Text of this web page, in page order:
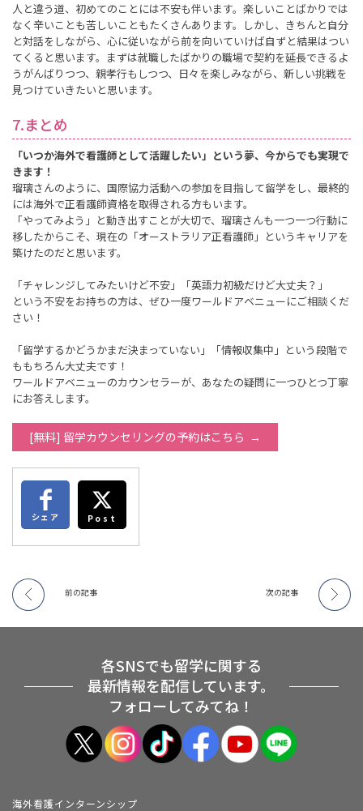
人と違う道、初めてのことには不安も伴います。楽しいことばかりでは
なく辛いことも苦しいこともたくさんあります。しかし、きちんと自分
と対話をしながら、心に従いながら前を向いていけば自ずと結果はつい
てくると思います。まずは就職したばかりの職場で契約を延長できるよ
うがんばりつつ、親孝行もしつつ、日々を楽しみながら、新しい挑戦を
見つけていきたいと思います。
7.まとめ
「いつか海外で看護師として活躍したい」という夢、今からでも実現で
きます！
瑠璃さんのように、国際協力活動への参加を目指して留学をし、最終的
には海外で正看護師資格を取得される方もいます。
「やってみよう」と動き出すことが大切で、瑠璃さんも一つ一つ行動に
移したからこそ、現在の「オーストラリア正看護師」というキャリアを
築けたのだと思います。
「チャレンジしてみたいけど不安」「英語力初級だけど大丈夫？」
という不安をお持ちの方は、ぜひ一度ワールドアベニューにご相談くだ
さい！
「留学するかどうかまだ決まっていない」「情報収集中」という段階で
ももちろん大丈夫です！
ワールドアベニューのカウンセラーが、あなたの疑問に一つひとつ丁寧
にお答えします。
[無料] 留学カウンセリングの予約はこちら
シェア Post
前の記事 次の記事
各SNSでも留学に関する
最新情報を配信しています。
フォローしてみてね！
海外看護インターンシップ